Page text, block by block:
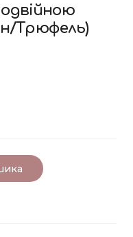
Трюфель)